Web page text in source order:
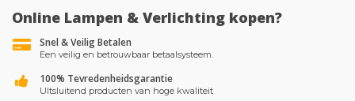
Online Lampen & Verlichting kopen?
Snel & Veilig Betalen
Een veilig en betrouwbaar betaalsysteem.
100% Tevredenheidsgarantie
UItsluitend producten van hoge kwaliteit